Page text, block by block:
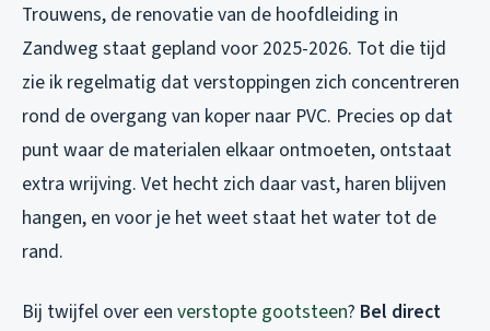
Trouwens, de renovatie van de hoofdleiding in
Zandweg staat gepland voor 2025-2026. Tot die tijd
zie ik regelmatig dat verstoppingen zich concentreren
rond de overgang van koper naar PVC. Precies op dat
punt waar de materialen elkaar ontmoeten, ontstaat
extra wrijving. Vet hecht zich daar vast, haren blijven
hangen, en voor je het weet staat het water tot de
rand.
Bij twijfel over een verstopte gootsteen? Bel direct